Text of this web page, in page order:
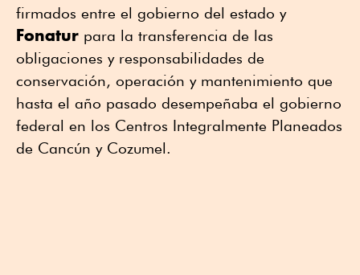
firmados entre el gobierno del estado y
Fonatur para la transferencia de las
obligaciones y responsabilidades de
conservación, operación y mantenimiento que
hasta el año pasado desempeñaba el gobierno
federal en los Centros Integralmente Planeados
de Cancún y Cozumel.